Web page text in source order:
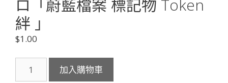
ロ「蔚藍檔案 標記物 Token
絆 」
$1.00
CP02-
加入購物車